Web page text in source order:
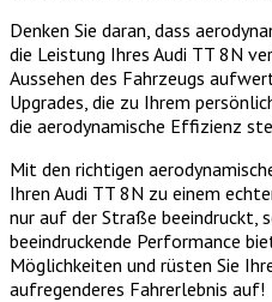
Denken Sie daran, dass
die Leistung Ihres Audi TT 8N
Aussehen des Fahrzeugs
Upgrades, die zu Ihrem
die aerodynamische Effizienz
Mit den richtigen
Ihren Audi TT 8N zu einem
nur auf der Straße beeindruckt,
beeindruckende Performance
Möglichkeiten und rüsten Sie
aufregenderes Fahrerlebnis auf!